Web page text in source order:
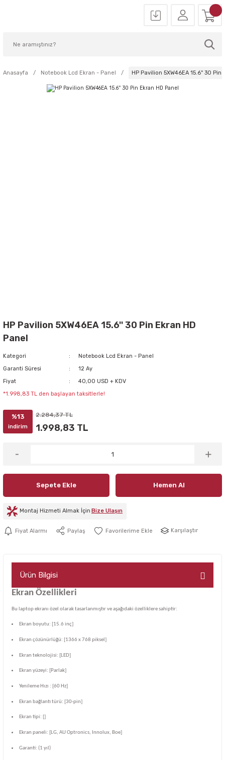
Anasayfa Notebook Lcd Ekran - Panel HP Pavilion 5XW46EA 15.6'' 30 Pin
HP Pavilion 5XW46EA 15.6'' 30 Pin Ekran HD
Panel
Kategori
Notebook Lcd Ekran - Panel
Garanti Süresi
12 Ay
Fiyat
40,00 USD + KDV
*1.998,83 TL den başlayan taksitlerle!
%13
indirim
2.284,37 TL
1.998,83 TL
Sepete Ekle Hemen Al
Montaj Hizmeti Almak İçin Bize Ulaşın
Fiyat Alarmı Paylaş Karşılaştır
Ürün Bilgisi
Ekran Özellikleri
Bu laptop ekranı özel olarak tasarlanmıştır ve aşağıdaki özelliklere sahiptir:
Ekran boyutu: [15.6 inç]
Ekran çözünürlüğü: [1366 x 768 piksel]
Ekran teknolojisi: [LED]
Ekran yüzeyi: [Parlak]
Yenileme Hızı : [60 Hz]
Ekran bağlantı türü: [30-pin]
Ekran tipi: []
Ekran paneli: [LG, AU Optronics, Innolux, Boe]
Garanti: (1 yıl)